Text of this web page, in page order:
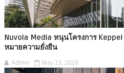
Nuvola Media หนุนโครงการ
หมายความยั่งยืน
Admin May 23, 2026